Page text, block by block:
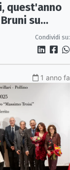
quest'anno
su
Condividi su:
1 anno fa